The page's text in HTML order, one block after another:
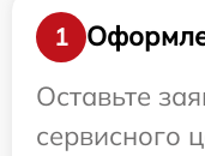
1
Оставьте
сервисного